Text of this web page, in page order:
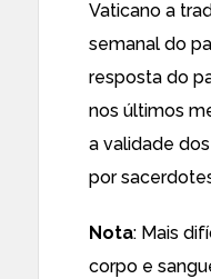
Vaticano a
semanal do
resposta do
nos últimos
a validade
por
Nota: Mais
corpo e